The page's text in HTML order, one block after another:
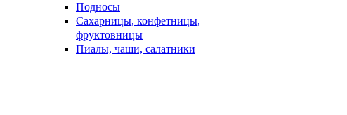
Подносы
Сахарницы, конфетницы,
фруктовницы
Пиалы, чаши, салатники